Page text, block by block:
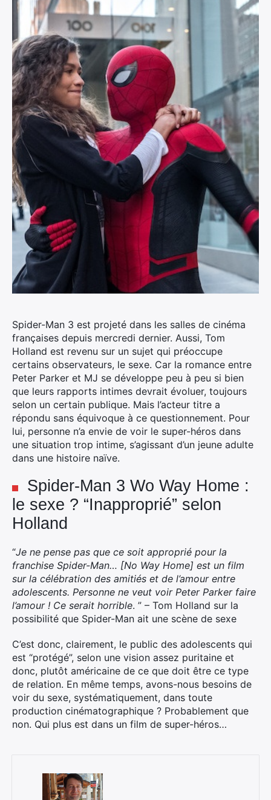
Spider-Man 3 est projeté dans les salles de cinéma
françaises depuis mercredi dernier. Aussi, Tom
Holland est revenu sur un sujet qui préoccupe
certains observateurs, le sexe. Car la romance entre
Peter Parker et MJ se développe peu à peu si bien
que leurs rapports intimes devrait évoluer, toujours
selon un certain publique. Mais l’acteur titre a
répondu sans équivoque à ce questionnement. Pour
lui, personne n’a envie de voir le super-héros dans
une situation trop intime, s’agissant d’un jeune adulte
dans une histoire naïve.
Spider-Man 3 Wo Way Home :
le sexe ? “Inapproprié” selon
Holland
“Je ne pense pas que ce soit approprié pour la
franchise Spider-Man… [No Way Home] est un film
sur la célébration des amitiés et de l’amour entre
adolescents. Personne ne veut voir Peter Parker faire
l’amour ! Ce serait horrible. ” – Tom Holland sur la
possibilité que Spider-Man ait une scène de sexe
C’est donc, clairement, le public des adolescents qui
est “protégé”, selon une vision assez puritaine et
donc, plutôt américaine de ce que doit être ce type
de relation. En même temps, avons-nous besoins de
voir du sexe, systématiquement, dans toute
production cinématographique ? Probablement que
non. Qui plus est dans un film de super-héros…